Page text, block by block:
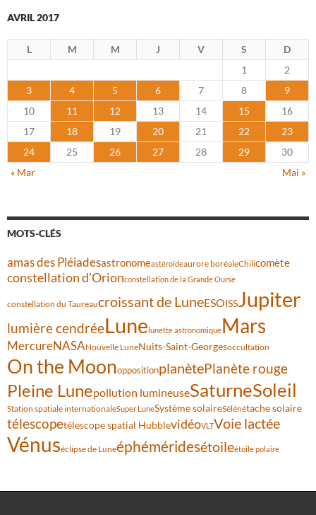
AVRIL 2017
L M M J V S
D
1
2
3
4 5 6 7 8
9
10
11 12 13 14 15
16
17
18 19 20 21 22
23
24
25 26 27 28 29
30
« Mar
Mai »
MOTS-CLÉS
amas des Pléiadesastronomeastéroïdeaurore boréaleChilicomète
constellation d'Orionconstellation de la Grande Ourse
constellation du Taureaucroissant de LuneESOISSJupiter
lumière cendréeLune lunette astronomiqueMars
MercureNASANouvelle LuneNuits-Saint-Georgesoccultation
On the MoonoppositionplanètePlanète rouge
Pleine Lunepollution lumineuseSaturneSoleil
Station spatiale internationaleSuper LuneSystème solaireSélénétache solaire
télescopetélescope spatial HubblevidéoVLTVoie lactée
Vénuséclipse de Luneéphéméridesétoileétoile polaire